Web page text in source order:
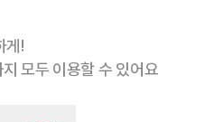
게!
모두 이용할 수 있어요